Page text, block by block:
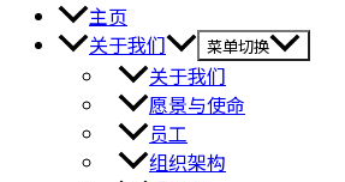
主页
关于我们
菜单切换
关于我们
愿景与使命
员工
组织架构